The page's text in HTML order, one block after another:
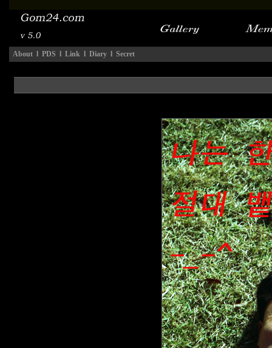
About l PDS l Link l Diary l Secret